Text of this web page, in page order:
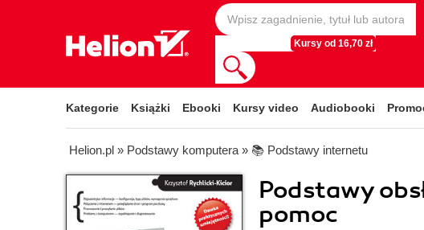
Kursy od 16,70 zł
Kategorie Książki Ebooki Kursy video Audiobooki
Helion.pl » Podstawy komputera » 📚 Podstawy internetu
Podstawy
pomoc